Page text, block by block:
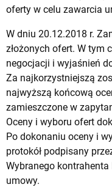
oferty w celu zawarcia
W dniu 20.12.2018 r.
złożonych ofert. W tym
negocjacji i wyjaśnień
Za najkorzystniejszą
najwyższą końcową
zamieszczone w
Oceny i wyboru ofert
Po dokonaniu oceny i
protokół podpisany
Wybranego
umowy.